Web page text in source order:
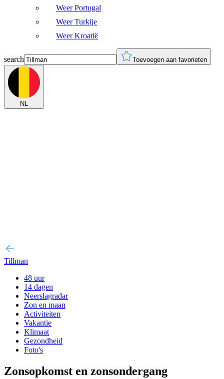
Weer Portugal
Weer Turkije
Weer Kroatië
search Toevoegen aan favorieten
NL
Tillman
48 uur
14 dagen
Neerslagradar
Zon en maan
Activiteiten
Vakantie
Klimaat
Gezondheid
Foto's
Zonsopkomst en zonsondergang